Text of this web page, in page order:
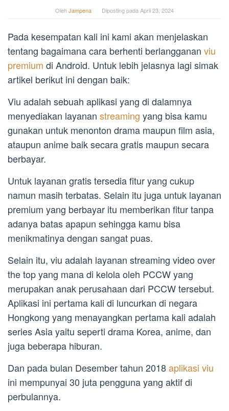
OlehJampena Diposting pada April 23, 2024
Pada kesempatan kali ini kami akan menjelaskan
tentang bagaimana cara berhenti berlangganan viu
premium di Android. Untuk lebih jelasnya lagi simak
artikel berikut ini dengan baik:
Viu adalah sebuah aplikasi yang di dalamnya
menyediakan layanan streaming yang bisa kamu
gunakan untuk menonton drama maupun film asia,
ataupun anime baik secara gratis maupun secara
berbayar.
Untuk layanan gratis tersedia fitur yang cukup
namun masih terbatas. Selain itu juga untuk layanan
premium yang berbayar itu memberikan fitur tanpa
adanya batas apapun sehingga kamu bisa
menikmatinya dengan sangat puas.
Selain itu, viu adalah layanan streaming video over
the top yang mana di kelola oleh PCCW yang
merupakan anak perusahaan dari PCCW tersebut.
Aplikasi ini pertama kali di luncurkan di negara
Hongkong yang menayangkan pertama kali adalah
series Asia yaitu seperti drama Korea, anime, dan
juga beberapa hiburan.
Dan pada bulan Desember tahun 2018aplikasi viu
ini mempunyai 30 juta pengguna yang aktif di
perbulannya.